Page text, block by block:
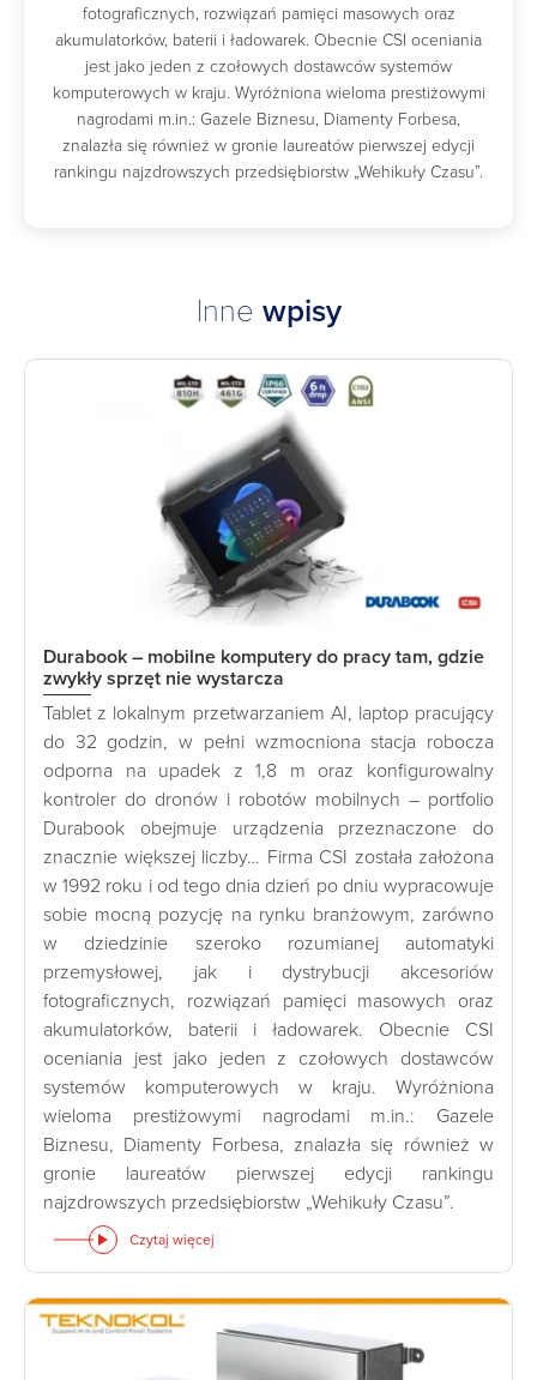
fotograficznych, rozwiązań pamięci masowych oraz
akumulatorków, baterii i ładowarek. Obecnie CSI oceniania
jest jako jeden z czołowych dostawców systemów
komputerowych w kraju. Wyróżniona wieloma prestiżowymi
nagrodami m.in.: Gazele Biznesu, Diamenty Forbesa,
znalazła się również w gronie laureatów pierwszej edycji
rankingu najzdrowszych przedsiębiorstw „Wehikuły Czasu”.
Inne wpisy
Durabook – mobilne komputery do pracy tam, gdzie
zwykły sprzęt nie wystarcza
Tablet z lokalnym przetwarzaniem AI, laptop pracujący
do 32 godzin, w pełni wzmocniona stacja robocza
odporna na upadek z 1,8 m oraz konfigurowalny
kontroler do dronów i robotów mobilnych – portfolio
Durabook obejmuje urządzenia przeznaczone do
znacznie większej liczby… Firma CSI została założona
w 1992 roku i od tego dnia dzień po dniu wypracowuje
sobie mocną pozycję na rynku branżowym, zarówno
w dziedzinie szeroko rozumianej automatyki
przemysłowej, jak i dystrybucji akcesoriów
fotograficznych, rozwiązań pamięci masowych oraz
akumulatorków, baterii i ładowarek. Obecnie CSI
oceniania jest jako jeden z czołowych dostawców
systemów komputerowych w kraju. Wyróżniona
wieloma prestiżowymi nagrodami m.in.: Gazele
Biznesu, Diamenty Forbesa, znalazła się również w
gronie laureatów pierwszej edycji rankingu
najzdrowszych przedsiębiorstw „Wehikuły Czasu”.
Czytaj więcej